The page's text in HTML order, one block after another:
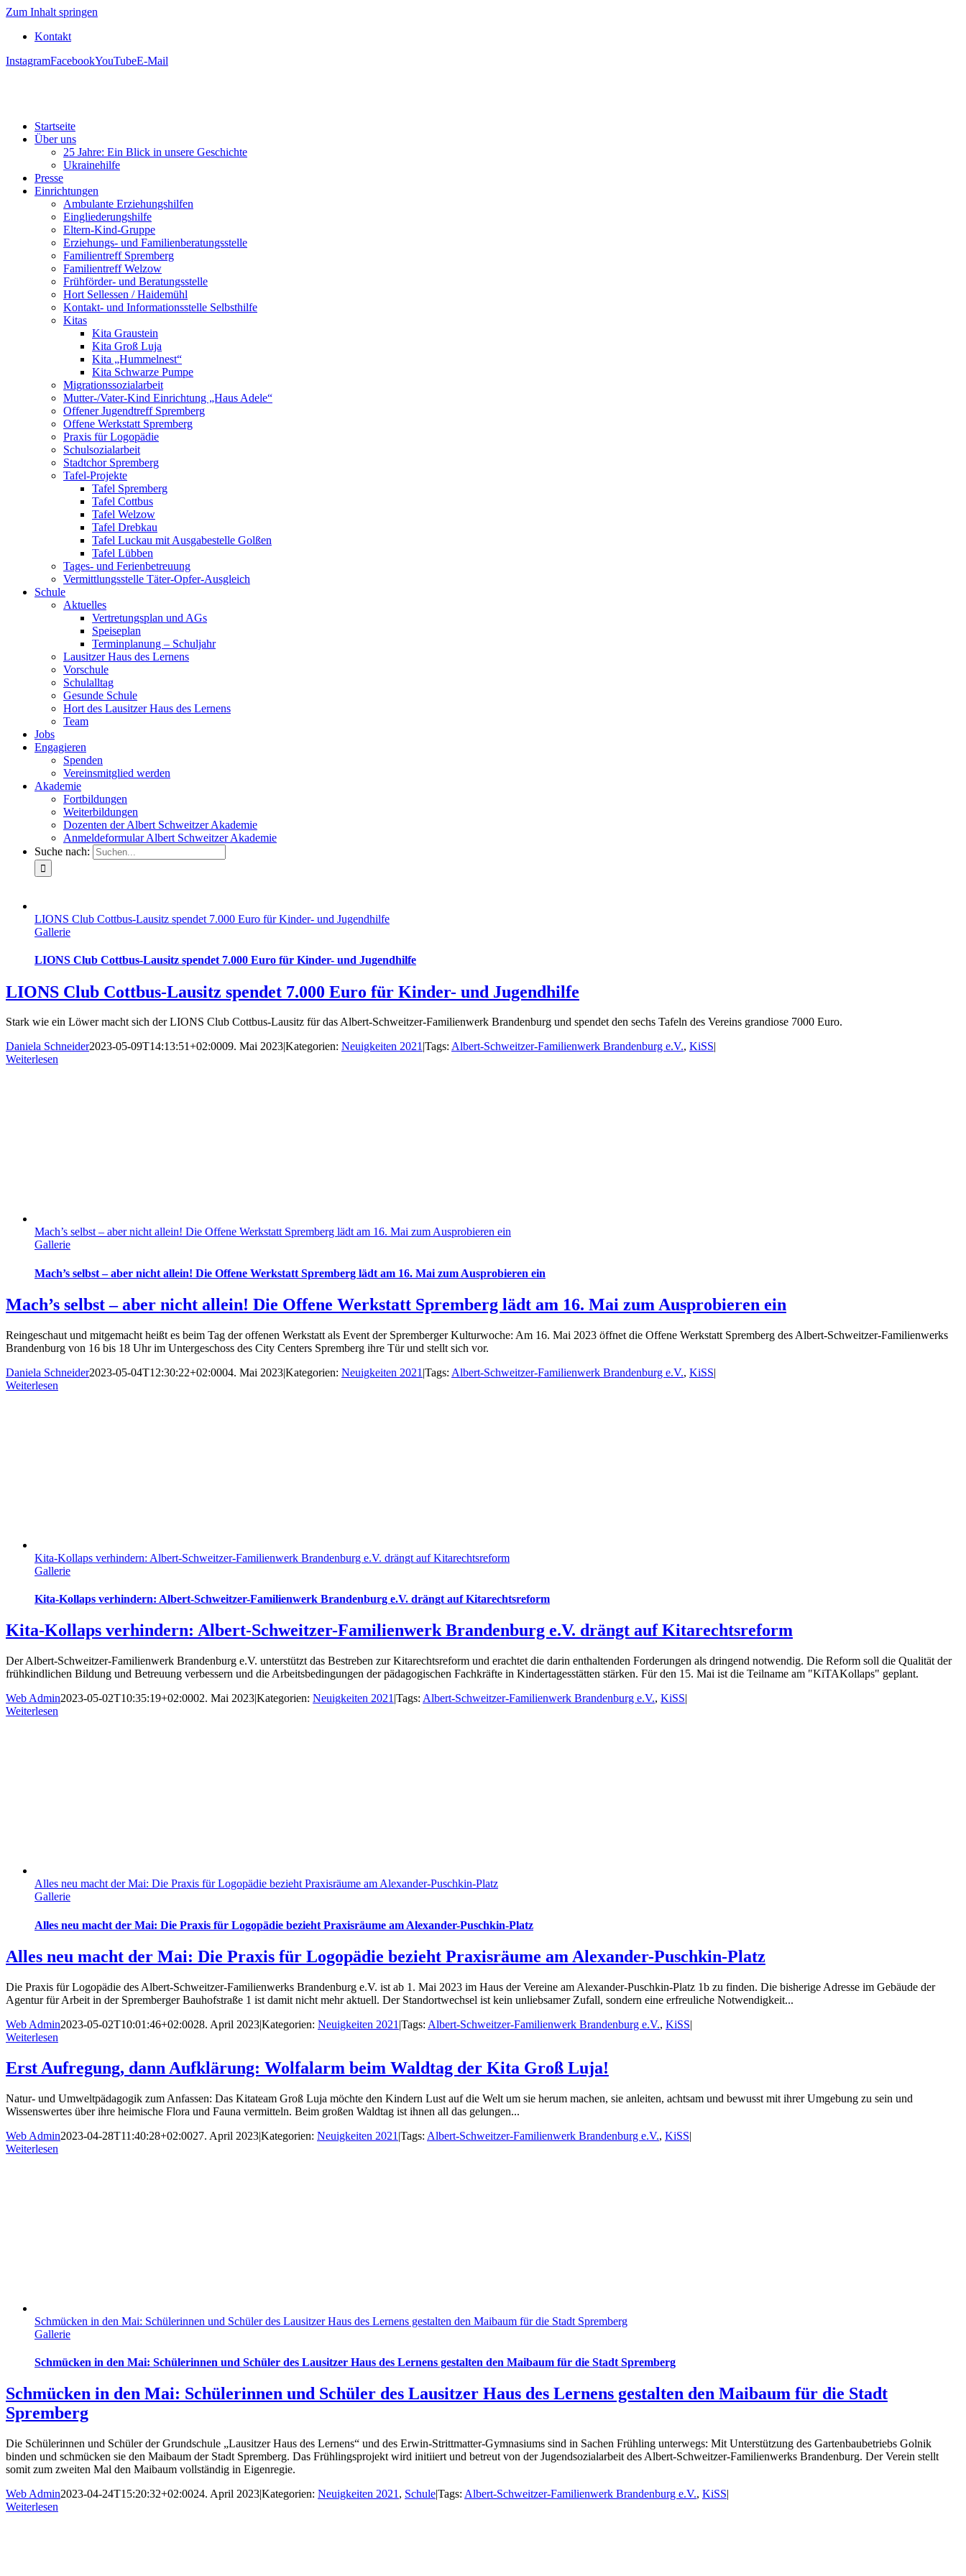
Zum Inhalt springen
Kontakt
InstagramFacebookYouTubeE-Mail
Startseite
Über uns
25 Jahre: Ein Blick in unsere Geschichte
Ukrainehilfe
Presse
Einrichtungen
Ambulante Erziehungshilfen
Eingliederungshilfe
Eltern-Kind-Gruppe
Erziehungs- und Familienberatungsstelle
Familientreff Spremberg
Familientreff Welzow
Frühförder- und Beratungsstelle
Hort Sellessen / Haidemühl
Kontakt- und Informationsstelle Selbsthilfe
Kitas
Kita Graustein
Kita Groß Luja
Kita „Hummelnest“
Kita Schwarze Pumpe
Migrationssozialarbeit
Mutter-/Vater-Kind Einrichtung „Haus Adele“
Offener Jugendtreff Spremberg
Offene Werkstatt Spremberg
Praxis für Logopädie
Schulsozialarbeit
Stadtchor Spremberg
Tafel-Projekte
Tafel Spremberg
Tafel Cottbus
Tafel Welzow
Tafel Drebkau
Tafel Luckau mit Ausgabestelle Golßen
Tafel Lübben
Tages- und Ferienbetreuung
Vermittlungsstelle Täter-Opfer-Ausgleich
Schule
Aktuelles
Vertretungsplan und AGs
Speiseplan
Terminplanung – Schuljahr
Lausitzer Haus des Lernens
Vorschule
Schulalltag
Gesunde Schule
Hort des Lausitzer Haus des Lernens
Team
Jobs
Engagieren
Spenden
Vereinsmitglied werden
Akademie
Fortbildungen
Weiterbildungen
Dozenten der Albert Schweitzer Akademie
Anmeldeformular Albert Schweitzer Akademie
Suche nach:
LIONS Club Cottbus-Lausitz spendet 7.000 Euro für Kinder- und Jugendhilfe
Gallerie
LIONS Club Cottbus-Lausitz spendet 7.000 Euro für Kinder- und Jugendhilfe
LIONS Club Cottbus-Lausitz spendet 7.000 Euro für Kinder- und Jugendhilfe
Stark wie ein Löwer macht sich der LIONS Club Cottbus-Lausitz für das Albert-Schweitzer-Familienwerk Brandenburg und spendet den sechs Tafeln des Vereins grandiose 7000 Euro.
Daniela Schneider2023-05-09T14:13:51+02:0009. Mai 2023|Kategorien: Neuigkeiten 2021|Tags: Albert-Schweitzer-Familienwerk Brandenburg e.V., KiSS|
Weiterlesen
Mach’s selbst – aber nicht allein! Die Offene Werkstatt Spremberg lädt am 16. Mai zum Ausprobieren ein
Gallerie
Mach’s selbst – aber nicht allein! Die Offene Werkstatt Spremberg lädt am 16. Mai zum Ausprobieren ein
Mach’s selbst – aber nicht allein! Die Offene Werkstatt Spremberg lädt am 16. Mai zum Ausprobieren ein
Reingeschaut und mitgemacht heißt es beim Tag der offenen Werkstatt als Event der Spremberger Kulturwoche: Am 16. Mai 2023 öffnet die Offene Werkstatt Spremberg des Albert-Schweitzer-Familienwerks
Brandenburg von 16 bis 18 Uhr im Untergeschoss des City Centers Spremberg ihre Tür und stellt sich vor.
Daniela Schneider2023-05-04T12:30:22+02:0004. Mai 2023|Kategorien: Neuigkeiten 2021 |Tags: Albert-Schweitzer-Familienwerk Brandenburg e.V., KiSS|
Weiterlesen
Kita-Kollaps verhindern: Albert-Schweitzer-Familienwerk Brandenburg e.V. drängt auf Kitarechtsreform
Gallerie
Kita-Kollaps verhindern: Albert-Schweitzer-Familienwerk Brandenburg e.V. drängt auf Kitarechtsreform
Kita-Kollaps verhindern: Albert-Schweitzer-Familienwerk Brandenburg e.V. drängt auf Kitarechtsreform
Der Albert-Schweitzer-Familienwerk Brandenburg e.V. unterstützt das Bestreben zur Kitarechtsreform und erachtet die darin enthaltenden Forderungen als dringend notwendig. Die Reform soll die Qualität der
frühkindlichen Bildung und Betreuung verbessern und die Arbeitsbedingungen der pädagogischen Fachkräfte in Kindertagesstätten stärken. Für den 15. Mai ist die Teilname am "KiTAKollaps" geplant.
Web Admin2023-05-02T10:35:19+02:0002. Mai 2023|Kategorien: Neuigkeiten 2021 |Tags: Albert-Schweitzer-Familienwerk Brandenburg e.V., KiSS|
Weiterlesen
Alles neu macht der Mai: Die Praxis für Logopädie bezieht Praxisräume am Alexander-Puschkin-Platz
Gallerie
Alles neu macht der Mai: Die Praxis für Logopädie bezieht Praxisräume am Alexander-Puschkin-Platz
Alles neu macht der Mai: Die Praxis für Logopädie bezieht Praxisräume am Alexander-Puschkin-Platz
Die Praxis für Logopädie des Albert-Schweitzer-Familienwerks Brandenburg e.V. ist ab 1. Mai 2023 im Haus der Vereine am Alexander-Puschkin-Platz 1b zu finden. Die bisherige Adresse im Gebäude der
Agentur für Arbeit in der Spremberger Bauhofstraße 1 ist damit nicht mehr aktuell. Der Standortwechsel ist kein unliebsamer Zufall, sondern eine erfreuliche Notwendigkeit...
Web Admin2023-05-02T10:01:46+02:0028. April 2023|Kategorien: Neuigkeiten 2021 |Tags: Albert-Schweitzer-Familienwerk Brandenburg e.V., KiSS|
Weiterlesen
Erst Aufregung, dann Aufklärung: Wolfalarm beim Waldtag der Kita Groß Luja!
Natur- und Umweltpädagogik zum Anfassen: Das Kitateam Groß Luja möchte den Kindern Lust auf die Welt um sie herum machen, sie anleiten, achtsam und bewusst mit ihrer Umgebung zu sein und
Wissenswertes über ihre heimische Flora und Fauna vermitteln. Beim großen Waldtag ist ihnen all das gelungen...
Web Admin2023-04-28T11:40:28+02:0027. April 2023|Kategorien: Neuigkeiten 2021 |Tags: Albert-Schweitzer-Familienwerk Brandenburg e.V., KiSS|
Weiterlesen
Schmücken in den Mai: Schülerinnen und Schüler des Lausitzer Haus des Lernens gestalten den Maibaum für die Stadt Spremberg
Gallerie
Schmücken in den Mai: Schülerinnen und Schüler des Lausitzer Haus des Lernens gestalten den Maibaum für die Stadt Spremberg
Schmücken in den Mai: Schülerinnen und Schüler des Lausitzer Haus des Lernens gestalten den Maibaum für die Stadt
Spremberg
Die Schülerinnen und Schüler der Grundschule „Lausitzer Haus des Lernens“ und des Erwin-Strittmatter-Gymnasiums sind in Sachen Frühling unterwegs: Mit Unterstützung des Gartenbaubetriebs Golnik
binden und schmücken sie den Maibaum der Stadt Spremberg. Das Frühlingsprojekt wird initiiert und betreut von der Jugendsozialarbeit des Albert-Schweitzer-Familienwerks Brandenburg. Der Verein stellt
somit zum zweiten Mal den Maibaum vollständig in Eigenregie.
Web Admin2023-04-24T15:20:32+02:0024. April 2023|Kategorien: Neuigkeiten 2021 , Schule|Tags: Albert-Schweitzer-Familienwerk Brandenburg e.V., KiSS|
Weiterlesen